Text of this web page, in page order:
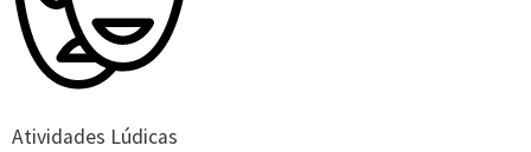
Atividades Lúdicas